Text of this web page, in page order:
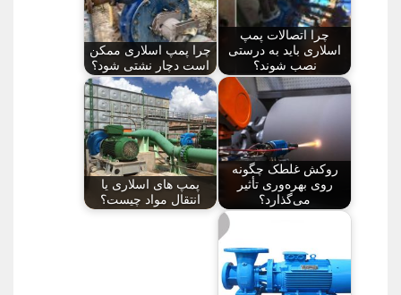
چرا اتصالات پمپ
اسلاری باید به درستی
نصب شوند؟
چرا پمپ اسلاری ممکن
است دچار نشتی شود؟
روکش غلطک چگونه
روی بهره‌وری تأثیر
می‌گذارد؟
پمپ های اسلاری یا
انتقال مواد چیست؟